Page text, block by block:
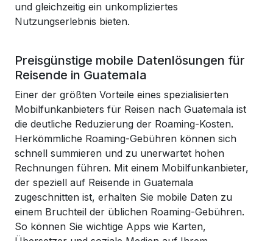
und gleichzeitig ein unkompliziertes
Nutzungserlebnis bieten.
Preisgünstige mobile Datenlösungen für
Reisende in Guatemala
Einer der größten Vorteile eines spezialisierten
Mobilfunkanbieters für Reisen nach Guatemala ist
die deutliche Reduzierung der Roaming-Kosten.
Herkömmliche Roaming-Gebühren können sich
schnell summieren und zu unerwartet hohen
Rechnungen führen. Mit einem Mobilfunkanbieter,
der speziell auf Reisende in Guatemala
zugeschnitten ist, erhalten Sie mobile Daten zu
einem Bruchteil der üblichen Roaming-Gebühren.
So können Sie wichtige Apps wie Karten,